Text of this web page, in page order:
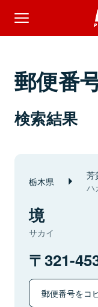
郵便番
検索結果
栃木県 芳
ハ
境
サカイ
321-
郵便番号をコ